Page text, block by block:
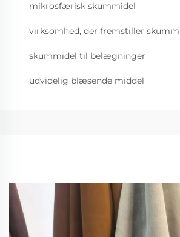
mikrosfærisk skummidel
virksomhed, der fremstiller
skummidel til belægninger
udvidelig blæsende middel